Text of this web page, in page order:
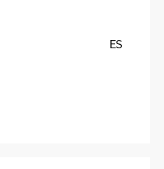
ES